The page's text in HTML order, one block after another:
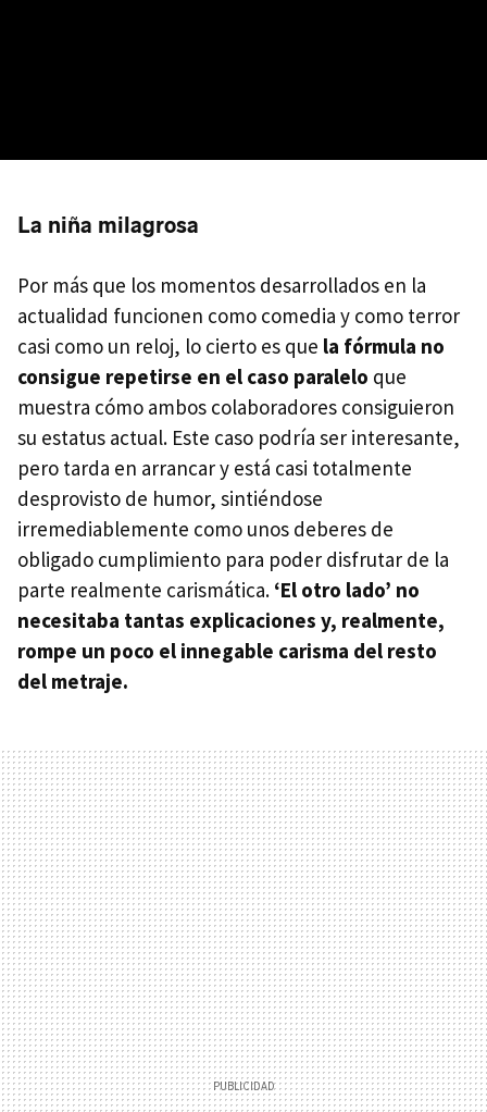
La niña milagrosa
Por más que los momentos desarrollados en la
actualidad funcionen como comedia y como terror
casi como un reloj, lo cierto es que la fórmula no
consigue repetirse en el caso paralelo que
muestra cómo ambos colaboradores consiguieron
su estatus actual. Este caso podría ser interesante,
pero tarda en arrancar y está casi totalmente
desprovisto de humor, sintiéndose
irremediablemente como unos deberes de
obligado cumplimiento para poder disfrutar de la
parte realmente carismática. ‘El otro lado’ no
necesitaba tantas explicaciones y, realmente,
rompe un poco el innegable carisma del resto
del metraje.